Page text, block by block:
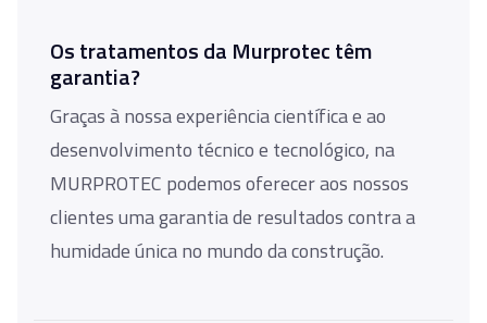
Os tratamentos da Murprotec têm
garantia?
Graças à nossa experiência científica e ao
desenvolvimento técnico e tecnológico, na
MURPROTEC podemos oferecer aos nossos
clientes uma garantia de resultados contra a
humidade única no mundo da construção.